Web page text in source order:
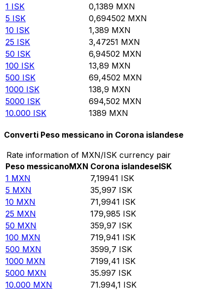
1 ISK 0,1389 MXN
5 ISK 0,694502 MXN
10 ISK 1,389 MXN
25 ISK 3,47251 MXN
50 ISK 6,94502 MXN
100 ISK 13,89 MXN
500 ISK 69,4502 MXN
1000 ISK 138,9 MXN
5000 ISK 694,502 MXN
10.000 ISK 1389 MXN
Converti Peso messicano in Corona islandese
Rate information of MXN/ISK currency pair
Peso messicanoMXN Corona islandeseISK
1 MXN 7,19941 ISK
5 MXN 35,997 ISK
10 MXN 71,9941 ISK
25 MXN 179,985 ISK
50 MXN 359,97 ISK
100 MXN 719,941 ISK
500 MXN 3599,7 ISK
1000 MXN 7199,41 ISK
5000 MXN 35.997 ISK
10.000 MXN 71.994,1 ISK